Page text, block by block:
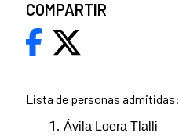
Lista de personas admitidas:
Ávila Loera Tlalli
COMPARTIR